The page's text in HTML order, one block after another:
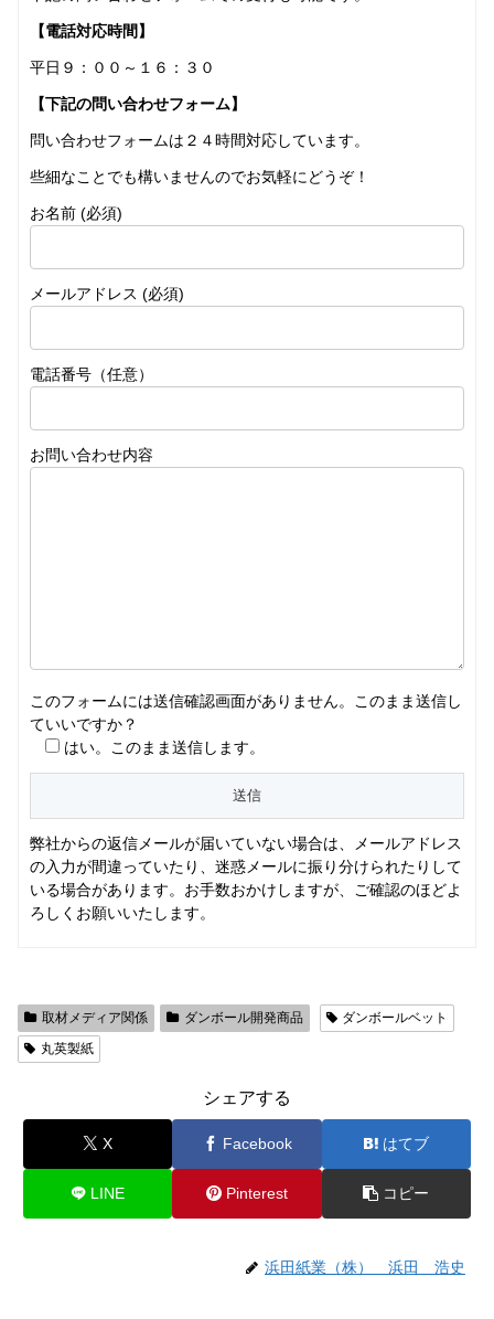
【電話対応時間】
平日９：００～１６：３０
【下記の問い合わせフォーム】
問い合わせフォームは２４時間対応しています。
些細なことでも構いませんのでお気軽にどうぞ！
お名前 (必須)
メールアドレス (必須)
電話番号（任意）
お問い合わせ内容
このフォームには送信確認画面がありません。このまま送信し
ていいですか？
はい。このまま送信します。
弊社からの返信メールが届いていない場合は、メールアドレス
の入力が間違っていたり、迷惑メールに振り分けられたりして
いる場合があります。お手数おかけしますが、ご確認のほどよ
ろしくお願いいたします。
取材メディア関係 ダンボール開発商品
ダンボールベット
丸英製紙
シェアする
X Facebook はてブ
LINE Pinterest コピー
浜田紙業（株） 浜田 浩史